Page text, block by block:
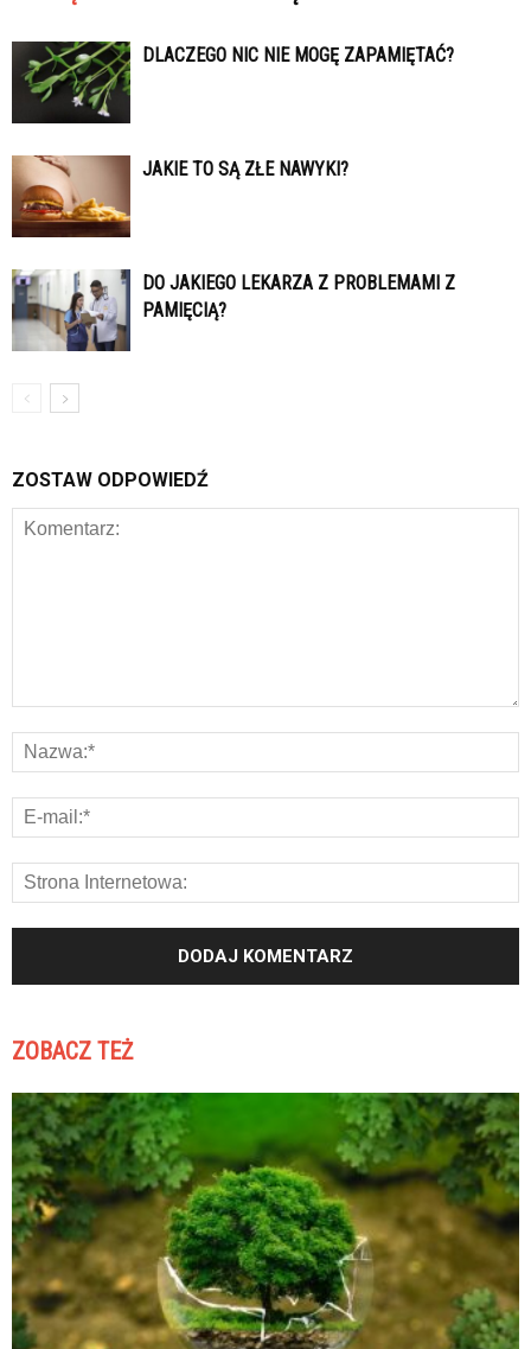
DLACZEGO NIC NIE MOGĘ ZAPAMIĘTAĆ?
JAKIE TO SĄ ZŁE NAWYKI?
DO JAKIEGO LEKARZA Z PROBLEMAMI Z
PAMIĘCIĄ?
ZOSTAW ODPOWIEDŹ
ZOBACZ TEŻ